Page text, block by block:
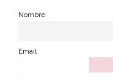
Nombre
Email